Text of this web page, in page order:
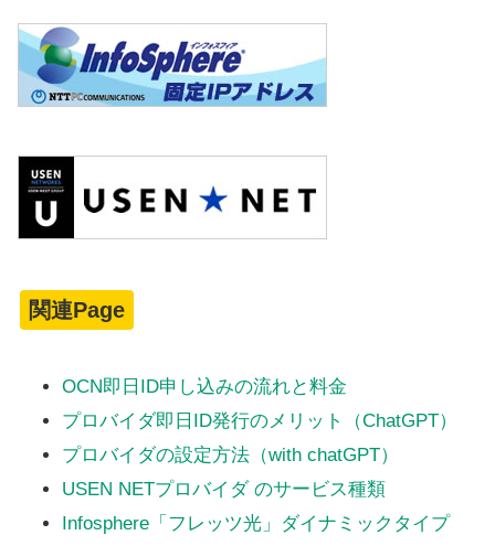
関連Page
OCN即日ID申し込みの流れと料金
プロバイダ即日ID発行のメリット（ChatGPT）
プロバイダの設定方法（with chatGPT）
USEN NETプロバイダ のサービス種類
Infosphere「フレッツ光」ダイナミックタイプ